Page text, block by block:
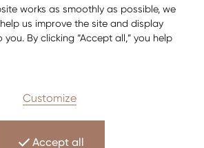
works as smoothly as possible, we
us improve the site and display
By clicking “Accept all,” you help
Accept all
Customize